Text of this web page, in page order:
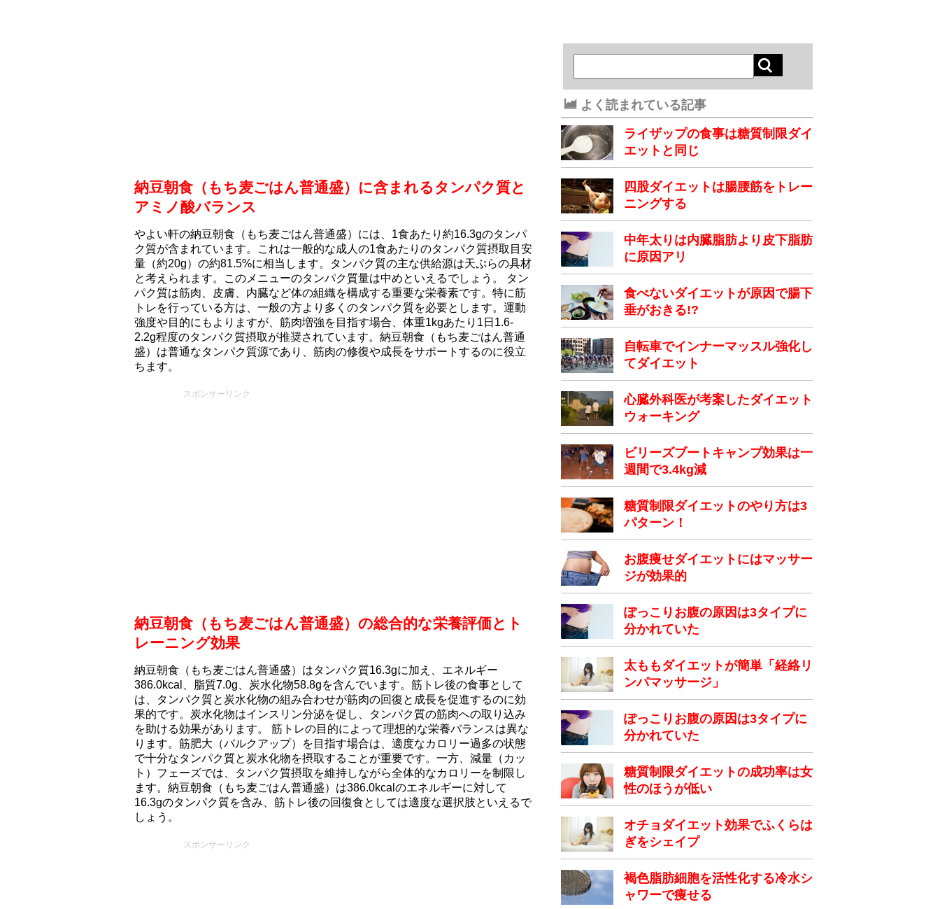
納豆朝食（もち⻨ごはん普通盛）に含まれるタンパク質と
アミノ酸バランス
やよい軒の納豆朝食（もち⻨ごはん普通盛）には、1食あたり約16.3gのタンパ
ク質が含まれています。これは一般的な成人の1食あたりのタンパク質摂取目安
量（約20g）の約81.5%に相当します。タンパク質の主な供給源は天ぷらの具材
と考えられます。このメニューのタンパク質量は中めといえるでしょう。 タン
パク質は筋肉、皮膚、内臓など体の組織を構成する重要な栄養素です。特に筋
トレを行っている方は、一般の方より多くのタンパク質を必要とします。運動
強度や目的にもよりますが、筋肉増強を目指す場合、体重1kgあたり1日1.6-
2.2g程度のタンパク質摂取が推奨されています。納豆朝食（もち⻨ごはん普通
盛）は普通なタンパク質源であり、筋肉の修復や成長をサポートするのに役立
ちます。
スポンサーリンク
納豆朝食（もち⻨ごはん普通盛）の総合的な栄養評価とト
レーニング効果
納豆朝食（もち⻨ごはん普通盛）はタンパク質16.3gに加え、エネルギー
386.0kcal、脂質7.0g、炭水化物58.8gを含んでいます。筋トレ後の食事として
は、タンパク質と炭水化物の組み合わせが筋肉の回復と成長を促進するのに効
果的です。炭水化物はインスリン分泌を促し、タンパク質の筋肉への取り込み
を助ける効果があります。 筋トレの目的によって理想的な栄養バランスは異な
ります。筋肥大（バルクアップ）を目指す場合は、適度なカロリー過多の状態
で十分なタンパク質と炭水化物を摂取することが重要です。一方、減量（カッ
ト）フェーズでは、タンパク質摂取を維持しながら全体的なカロリーを制限し
ます。納豆朝食（もち⻨ごはん普通盛）は386.0kcalのエネルギーに対して
16.3gのタンパク質を含み、筋トレ後の回復食としては適度な選択肢といえるで
しょう。
スポンサーリンク
よく読まれている記事
ライザップの食事は糖質制限ダイ
エットと同じ
四股ダイエットは腸腰筋をトレー
ニングする
中年太りは内臓脂肪より皮下脂肪
に原因アリ
食べないダイエットが原因で腸下
垂がおきる!?
自転車でインナーマッスル強化し
てダイエット
心臓外科医が考案したダイエット
ウォーキング
ビリーズブートキャンプ効果は一
週間で3.4kg減
糖質制限ダイエットのやり方は3
パターン！
お腹痩せダイエットにはマッサー
ジが効果的
ぽっこりお腹の原因は3タイプに
分かれていた
太ももダイエットが簡単「経絡リ
ンパマッサージ」
ぽっこりお腹の原因は3タイプに
分かれていた
糖質制限ダイエットの成功率は女
性のほうが低い
オチョダイエット効果でふくらは
ぎをシェイプ
褐色脂肪細胞を活性化する冷水シ
ャワーで痩せる